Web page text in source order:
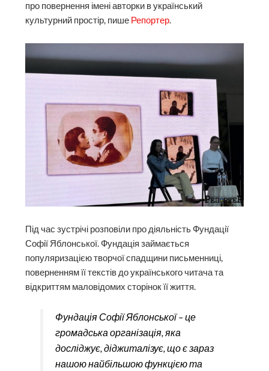
про повернення імені авторки в український
культурний простір, пише Репортер.
Під час зустрічі розповіли про діяльність Фундації
Софії Яблонської. Фундація займається
популяризацією творчої спадщини письменниці,
поверненням її текстів до українського читача та
відкриттям маловідомих сторінок її життя.
Фундація Софії Яблонської – це
громадська організація, яка
досліджує, діджиталізує, що є зараз
нашою найбільшою функцією та